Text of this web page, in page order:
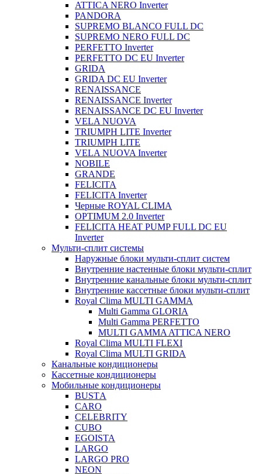
ATTICA NERO Inverter
PANDORA
SUPREMO BLANCO FULL DC
SUPREMO NERO FULL DC
PERFETTO Inverter
PERFETTO DC EU Inverter
GRIDA
GRIDA DC EU Inverter
RENAISSANCE
RENAISSANCE Inverter
RENAISSANCE DC EU Inverter
VELA NUOVA
TRIUMPH LITE Inverter
TRIUMPH LITE
VELA NUOVA Inverter
NOBILE
GRANDE
FELICITA
FELICITA Inverter
Черные ROYAL CLIMA
OPTIMUM 2.0 Inverter
FELICITA HEAT PUMP FULL DC EU
Inverter
Мульти-сплит системы
Наружные блоки мульти-сплит систем
Внутренние настенные блоки мульти-сплит
Внутренние канальные блоки мульти-сплит
Внутренние кассетные блоки мульти-сплит
Royal Clima MULTI GAMMA
Multi Gamma GLORIA
Multi Gamma PERFETTO
MULTI GAMMA ATTICA NERO
Royal Clima MULTI FLEXI
Royal Clima MULTI GRIDA
Канальные кондиционеры
Кассетные кондиционеры
Мобильные кондиционеры
BUSTА
CARO
CELEBRITY
CUBO
EGOISTA
LARGO
LARGO PRO
NEON